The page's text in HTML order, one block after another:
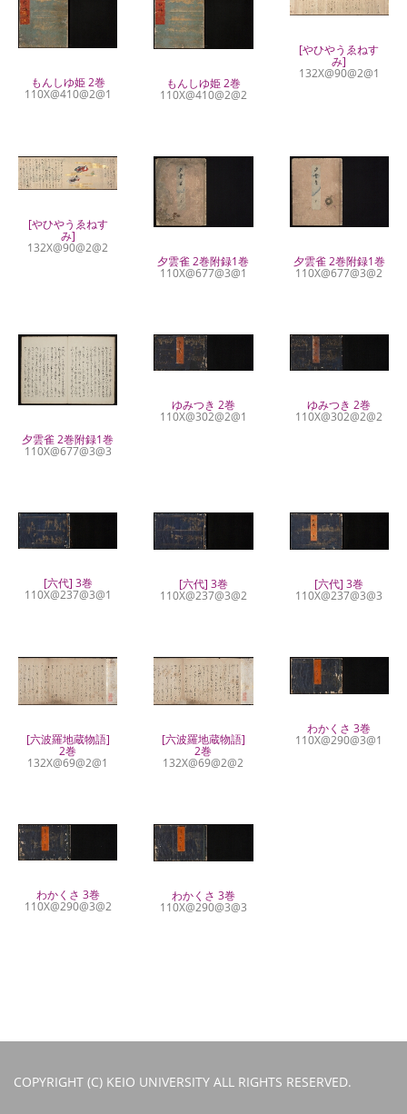
もんしゆ姫 2巻
110X@410@2@1
もんしゆ姫 2巻
110X@410@2@2
[やひやうゑねす
み]
132X@90@2@1
[やひやうゑねす
み]
132X@90@2@2
夕雲雀 2巻附録1巻
110X@677@3@1
夕雲雀 2巻附録1巻
110X@677@3@2
夕雲雀 2巻附録1巻
110X@677@3@3
ゆみつき 2巻
110X@302@2@1
ゆみつき 2巻
110X@302@2@2
[六代] 3巻
110X@237@3@1
[六代] 3巻
110X@237@3@2
[六代] 3巻
110X@237@3@3
[六波羅地蔵物語]
2巻
132X@69@2@1
[六波羅地蔵物語]
2巻
132X@69@2@2
わかくさ 3巻
110X@290@3@1
わかくさ 3巻
110X@290@3@2
わかくさ 3巻
110X@290@3@3
COPYRIGHT (C) KEIO UNIVERSITY ALL RIGHTS RESERVED.